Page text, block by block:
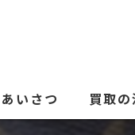
いさつ 買取の